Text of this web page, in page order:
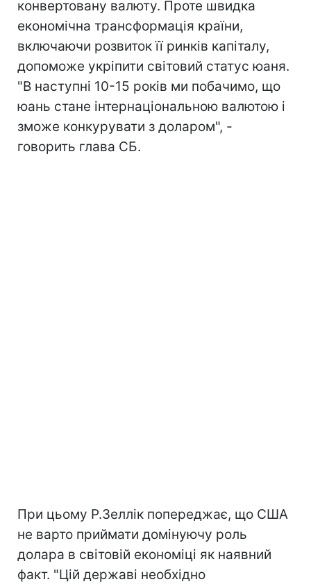
конвертовану валюту. Проте швидка
економічна трансформація країни,
включаючи розвиток її ринків капіталу,
допоможе укріпити світовий статус юаня.
"В наступні 10-15 років ми побачимо, що
юань стане інтернаціональною валютою і
зможе конкурувати з доларом", -
говорить глава СБ.
При цьому Р.Зеллік попереджає, що США
не варто приймати домінуючу роль
долара в світовій економіці як наявний
факт. "Цій державі необхідно